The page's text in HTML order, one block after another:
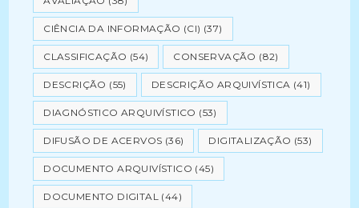
CIÊNCIA DA INFORMAÇÃO (CI) (37)
CLASSIFICAÇÃO (54) CONSERVAÇÃO (82)
DESCRIÇÃO (55) DESCRIÇÃO ARQUIVÍSTICA (41)
DIAGNÓSTICO ARQUIVÍSTICO (53)
DIFUSÃO DE ACERVOS (36) DIGITALIZAÇÃO (53)
DOCUMENTO ARQUIVÍSTICO (45)
DOCUMENTO DIGITAL (44)